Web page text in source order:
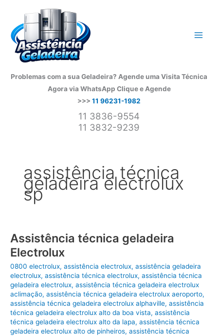
conteúdo
Problemas com a sua Geladeira? Agende uma Visita Técnica
Agora via WhatsApp Clique e Agende
>>> 11 96231-1982
11 3836-9554
11 3832-9239
assistência técnica
geladeira electrolux
sp
Assistência técnica geladeira
Electrolux
0800 electrolux,assistência electrolux,assistência geladeira
electrolux,assistência técnica electrolux,assistência técnica
geladeira electrolux,assistência técnica geladeira electrolux
aclimação,assistência técnica geladeira electrolux aeroporto,
assistência técnica geladeira electrolux alphaville,assistência
técnica geladeira electrolux alto da boa vista,assistência
técnica geladeira electrolux alto da lapa,assistência técnica
geladeira electrolux alto de pinheiros,assistência técnica